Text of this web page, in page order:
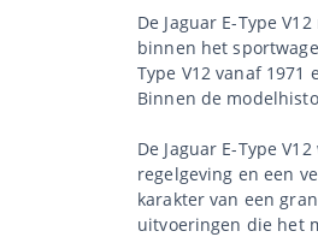
De Jaguar E-Type
binnen het
Type V12 vanaf
Binnen de
De Jaguar E-Type
regelgeving en een
karakter van een
uitvoeringen die het